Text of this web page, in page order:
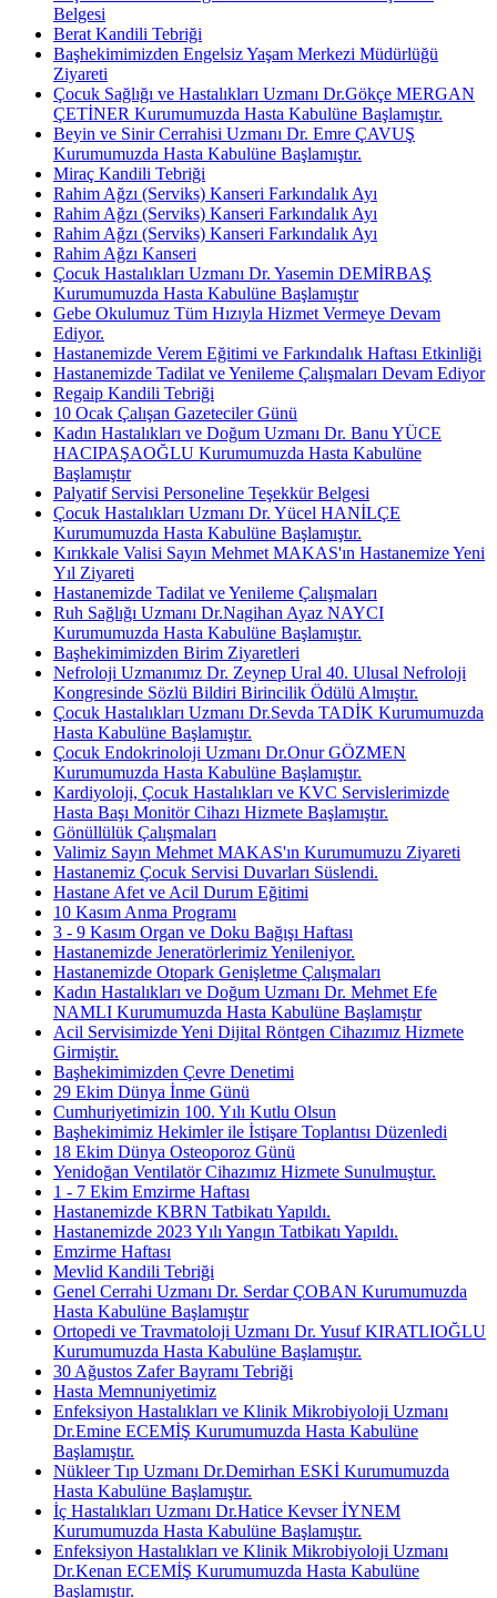
Belgesi
Berat Kandili Tebriği
Başhekimimizden Engelsiz Yaşam Merkezi Müdürlüğü
Ziyareti
Çocuk Sağlığı ve Hastalıkları Uzmanı Dr.Gökçe MERGAN
ÇETİNER Kurumumuzda Hasta Kabulüne Başlamıştır.
Beyin ve Sinir Cerrahisi Uzmanı Dr. Emre ÇAVUŞ
Kurumumuzda Hasta Kabulüne Başlamıştır.
Miraç Kandili Tebriği
Rahim Ağzı (Serviks) Kanseri Farkındalık Ayı
Rahim Ağzı (Serviks) Kanseri Farkındalık Ayı
Rahim Ağzı (Serviks) Kanseri Farkındalık Ayı
Rahim Ağzı Kanseri
Çocuk Hastalıkları Uzmanı Dr. Yasemin DEMİRBAŞ
Kurumumuzda Hasta Kabulüne Başlamıştır
Gebe Okulumuz Tüm Hızıyla Hizmet Vermeye Devam
Ediyor.
Hastanemizde Verem Eğitimi ve Farkındalık Haftası Etkinliği
Hastanemizde Tadilat ve Yenileme Çalışmaları Devam Ediyor
Regaip Kandili Tebriği
10 Ocak Çalışan Gazeteciler Günü
Kadın Hastalıkları ve Doğum Uzmanı Dr. Banu YÜCE
HACIPAŞAOĞLU Kurumumuzda Hasta Kabulüne
Başlamıştır
Palyatif Servisi Personeline Teşekkür Belgesi
Çocuk Hastalıkları Uzmanı Dr. Yücel HANİLÇE
Kurumumuzda Hasta Kabulüne Başlamıştır.
Kırıkkale Valisi Sayın Mehmet MAKAS'ın Hastanemize Yeni
Yıl Ziyareti
Hastanemizde Tadilat ve Yenileme Çalışmaları
Ruh Sağlığı Uzmanı Dr.Nagihan Ayaz NAYCI
Kurumumuzda Hasta Kabulüne Başlamıştır.
Başhekimimizden Birim Ziyaretleri
Nefroloji Uzmanımız Dr. Zeynep Ural 40. Ulusal Nefroloji
Kongresinde Sözlü Bildiri Birincilik Ödülü Almıştır.
Çocuk Hastalıkları Uzmanı Dr.Sevda TADİK Kurumumuzda
Hasta Kabulüne Başlamıştır.
Çocuk Endokrinoloji Uzmanı Dr.Onur GÖZMEN
Kurumumuzda Hasta Kabulüne Başlamıştır.
Kardiyoloji, Çocuk Hastalıkları ve KVC Servislerimizde
Hasta Başı Monitör Cihazı Hizmete Başlamıştır.
Gönüllülük Çalışmaları
Valimiz Sayın Mehmet MAKAS'ın Kurumumuzu Ziyareti
Hastanemiz Çocuk Servisi Duvarları Süslendi.
Hastane Afet ve Acil Durum Eğitimi
10 Kasım Anma Programı
3 - 9 Kasım Organ ve Doku Bağışı Haftası
Hastanemizde Jeneratörlerimiz Yenileniyor.
Hastanemizde Otopark Genişletme Çalışmaları
Kadın Hastalıkları ve Doğum Uzmanı Dr. Mehmet Efe
NAMLI Kurumumuzda Hasta Kabulüne Başlamıştır
Acil Servisimizde Yeni Dijital Röntgen Cihazımız Hizmete
Girmiştir.
Başhekimimizden Çevre Denetimi
29 Ekim Dünya İnme Günü
Cumhuriyetimizin 100. Yılı Kutlu Olsun
Başhekimimiz Hekimler ile İstişare Toplantısı Düzenledi
18 Ekim Dünya Osteoporoz Günü
Yenidoğan Ventilatör Cihazımız Hizmete Sunulmuştur.
1 - 7 Ekim Emzirme Haftası
Hastanemizde KBRN Tatbikatı Yapıldı.
Hastanemizde 2023 Yılı Yangın Tatbikatı Yapıldı.
Emzirme Haftası
Mevlid Kandili Tebriği
Genel Cerrahi Uzmanı Dr. Serdar ÇOBAN Kurumumuzda
Hasta Kabulüne Başlamıştır
Ortopedi ve Travmatoloji Uzmanı Dr. Yusuf KIRATLIOĞLU
Kurumumuzda Hasta Kabulüne Başlamıştır.
30 Ağustos Zafer Bayramı Tebriği
Hasta Memnuniyetimiz
Enfeksiyon Hastalıkları ve Klinik Mikrobiyoloji Uzmanı
Dr.Emine ECEMİŞ Kurumumuzda Hasta Kabulüne
Başlamıştır.
Nükleer Tıp Uzmanı Dr.Demirhan ESKİ Kurumumuzda
Hasta Kabulüne Başlamıştır.
İç Hastalıkları Uzmanı Dr.Hatice Kevser İYNEM
Kurumumuzda Hasta Kabulüne Başlamıştır.
Enfeksiyon Hastalıkları ve Klinik Mikrobiyoloji Uzmanı
Dr.Kenan ECEMİŞ Kurumumuzda Hasta Kabulüne
Başlamıştır.